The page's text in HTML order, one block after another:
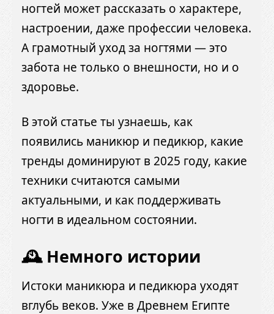
ногтей может рассказать о характере,
настроении, даже профессии человека.
А грамотный уход за ногтями — это
забота не только о внешности, но и о
здоровье.
В этой статье ты узнаешь, как
появились маникюр и педикюр, какие
тренды доминируют в 2025 году, какие
техники считаются самыми
актуальными, и как поддерживать
ногти в идеальном состоянии.
🕰 Немного истории
Истоки маникюра и педикюра уходят
вглубь веков. Уже в Древнем Египте